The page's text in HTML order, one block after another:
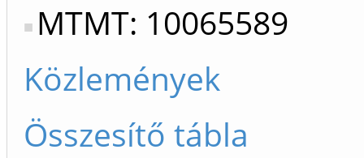
MTMT: 10065589
Közlemények
Összesítő tábla